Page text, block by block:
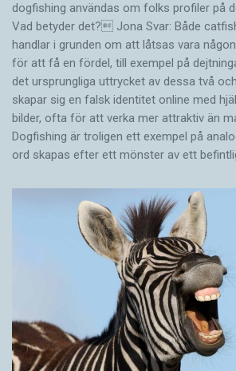
dogfishing användas om folks profiler på
Vad betyder det? Jona Svar: Både
handlar i grunden om att låtsas vara
för att få en fördel, till exempel på
det ursprungliga uttrycket av dessa två
skapar sig en falsk identitet online med
bilder, ofta för att verka mer attraktiv än
Dogfishing är troligen ett exempel på
ord skapas efter ett mönster av ett